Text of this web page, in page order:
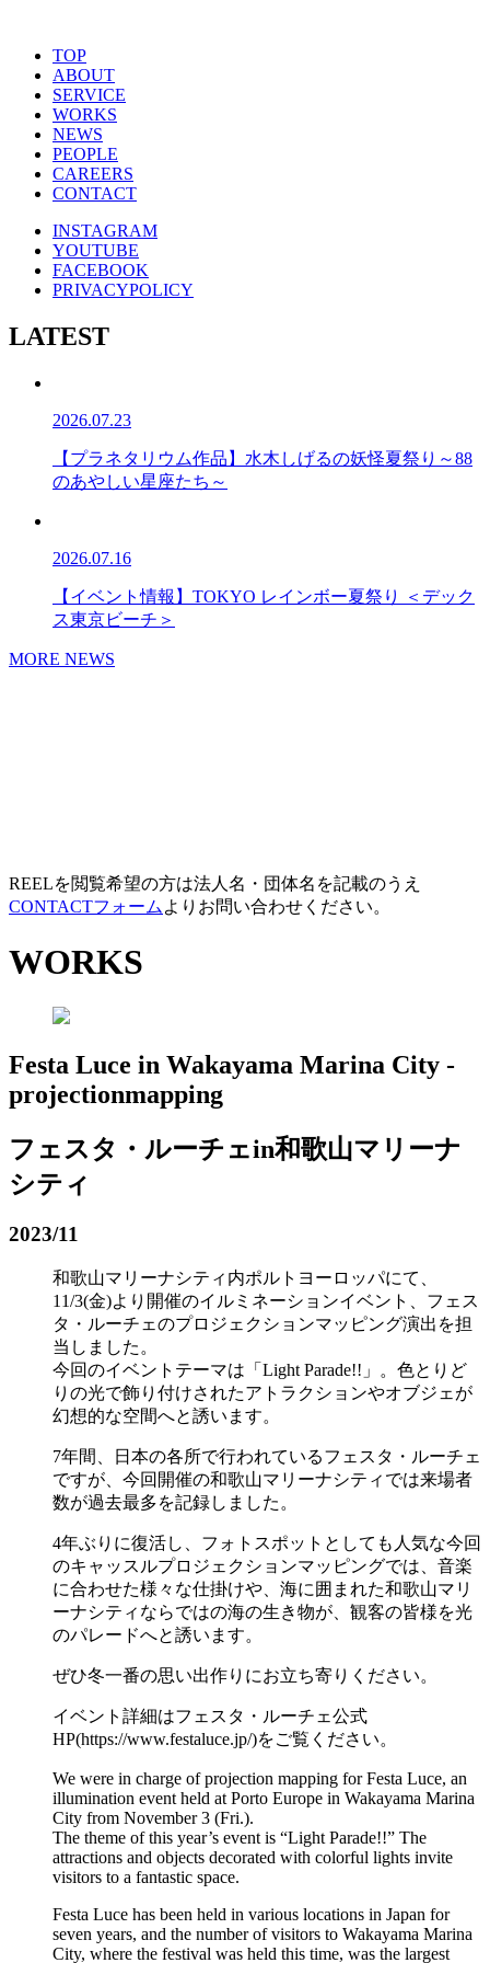
TOP
ABOUT
SERVICE
WORKS
NEWS
PEOPLE
CAREERS
CONTACT
INSTAGRAM
YOUTUBE
FACEBOOK
PRIVACYPOLICY
LATEST
2026.07.23
【プラネタリウム作品】水木しげるの妖怪夏祭り～88
のあやしい星座たち～
2026.07.16
【イベント情報】TOKYO レインボー夏祭り ＜デック
ス東京ビーチ＞
MORE NEWS
REELを閲覧希望の方は法人名・団体名を記載のうえ
CONTACTフォーム よりお問い合わせください。
WORKS
Festa Luce in Wakayama Marina City -
projectionmapping
フェスタ・ルーチェin和歌山マリーナ
シティ
2023/11
和歌山マリーナシティ内ポルトヨーロッパにて、
11/3(金)より開催のイルミネーションイベント、フェス
タ・ルーチェのプロジェクションマッピング演出を担
当しました。
今回のイベントテーマは「Light Parade!!」。色とりど
りの光で飾り付けされたアトラクションやオブジェが
幻想的な空間へと誘います。
7年間、日本の各所で行われているフェスタ・ルーチェ
ですが、今回開催の和歌山マリーナシティでは来場者
数が過去最多を記録しました。
4年ぶりに復活し、フォトスポットとしても人気な今回
のキャッスルプロジェクションマッピングでは、音楽
に合わせた様々な仕掛けや、海に囲まれた和歌山マリ
ーナシティならではの海の生き物が、観客の皆様を光
のパレードへと誘います。
ぜひ冬一番の思い出作りにお立ち寄りください。
イベント詳細はフェスタ・ルーチェ公式
HP(https://www.festaluce.jp/)をご覧ください。
We were in charge of projection mapping for Festa Luce, an
illumination event held at Porto Europe in Wakayama Marina
City from November 3 (Fri.).
The theme of this year’s event is “Light Parade!!” The
attractions and objects decorated with colorful lights invite
visitors to a fantastic space.
Festa Luce has been held in various locations in Japan for
seven years, and the number of visitors to Wakayama Marina
City, where the festival was held this time, was the largest